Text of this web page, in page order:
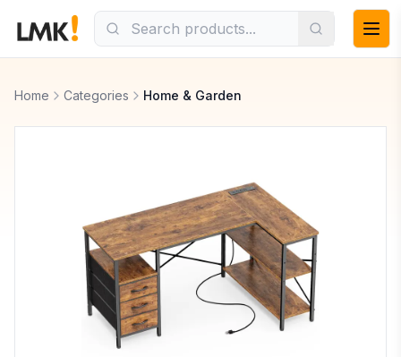
Home Categories Home & Garden